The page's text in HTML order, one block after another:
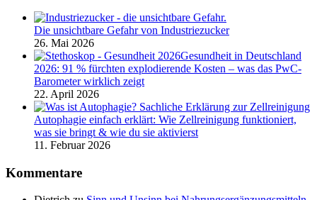
Die unsichtbare Gefahr von Industriezucker
26. Mai 2026
Gesundheit in Deutschland
2026: 91 % fürchten explodierende Kosten – was das PwC-
Barometer wirklich zeigt
22. April 2026
Autophagie einfach erklärt: Wie Zellreinigung funktioniert,
was sie bringt & wie du sie aktivierst
11. Februar 2026
Kommentare